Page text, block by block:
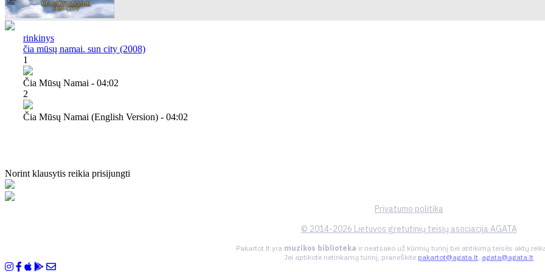
rinkinys
čia mūsų namai. sun city (2008)
1
Čia Mūsų Namai - 04:02
2
Čia Mūsų Namai (english Version) - 04:02
Norint klausytis reikia prisijungti
Privatumo politika
© 2014-2026 Lietuvos gretutinių teisių asociacija AGATA
Pakartot.lt yra muzikos biblioteka ir neatsako už kūrinių turinį bei atitikimą teisės aktų
Jei aptikote netinkamą turinį, praneškite pakartot@agata.lt, agata@agata.lt